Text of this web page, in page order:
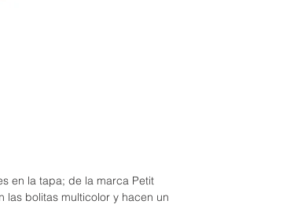
en la tapa; de la marca Petit
las bolitas multicolor y hacen un